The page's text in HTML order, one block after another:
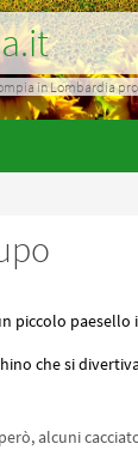
in Lombardia
piccolo
che si
alcuni